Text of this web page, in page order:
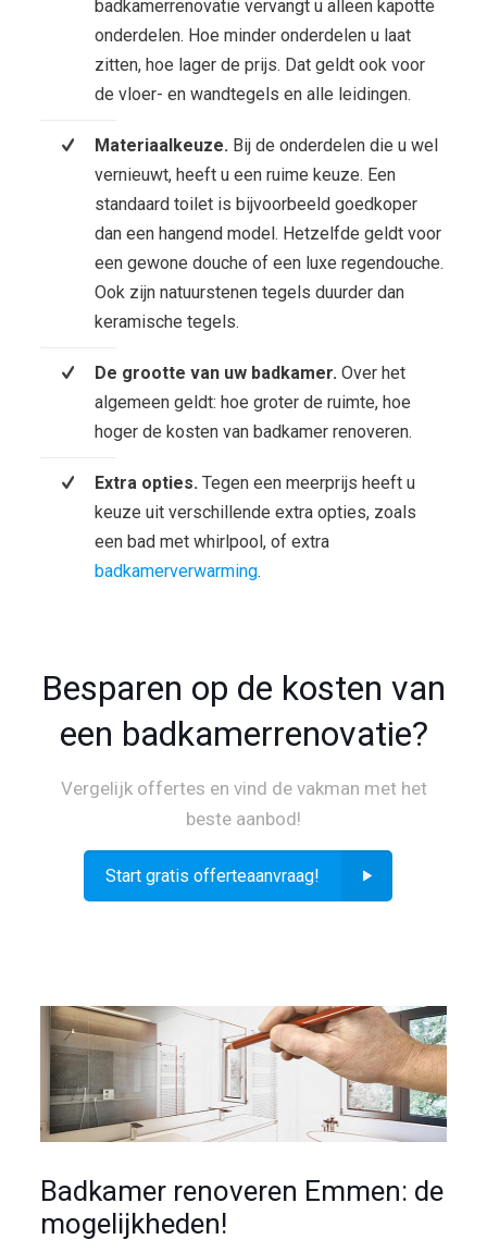
badkamerrenovatie vervangt u alleen kapotte
onderdelen. Hoe minder onderdelen u laat
zitten, hoe lager de prijs. Dat geldt ook voor
de vloer- en wandtegels en alle leidingen.
Materiaalkeuze. Bij de onderdelen die u wel
vernieuwt, heeft u een ruime keuze. Een
standaard toilet is bijvoorbeeld goedkoper
dan een hangend model. Hetzelfde geldt voor
een gewone douche of een luxe regendouche.
Ook zijn natuurstenen tegels duurder dan
keramische tegels.
De grootte van uw badkamer. Over het
algemeen geldt: hoe groter de ruimte, hoe
hoger de kosten van badkamer renoveren.
Extra opties. Tegen een meerprijs heeft u
keuze uit verschillende extra opties, zoals
een bad met whirlpool, of extra
badkamerverwarming.
Besparen op de kosten van
een badkamerrenovatie?
Vergelijk offertes en vind de vakman met het
beste aanbod!
Start gratis offerteaanvraag!
Badkamer renoveren Emmen: de
mogelijkheden!